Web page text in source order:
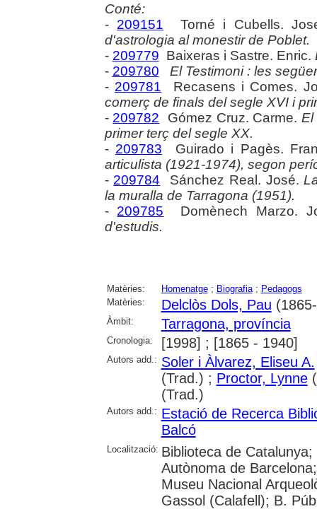
Conté:
- 209151 Torné i Cubells.
d'astrologia al monestir de Poblet.
- 209779 Baixeras i Sastre. Enric.
- 209780
El Testimoni : les
- 209781 Recasens i Comes.
comerç de finals del segle XVI i
- 209782 Gómez Cruz. Carme.El
primer terç del segle XX.
- 209783 Guirado i Pagès.
articulista (1921-1974), segon
- 209784 Sánchez Real. José.
la muralla de Tarragona (1951).
- 209785 Domènech Marzo.
d'estudis.
Matèries: Homenatge; Biografia; Pedagogs
Matèries:
Delclòs Dols, Pau
Àmbit: Tarragona, província
Cronologia: [1998] ; [1865 - 1940]
Autors add.: Soler i Àlvarez, Eliseu A.
(Trad.) ; Proctor, Lynne
(Trad.)
Autors add.: Estació de Recerca
Balcó
Localització: Biblioteca de
Autònoma de
Museu Nacional
Gassol (Calafell); B.